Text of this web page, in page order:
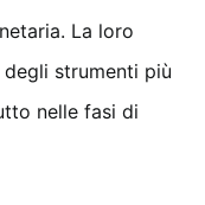
La loro
strumenti più
nelle fasi di